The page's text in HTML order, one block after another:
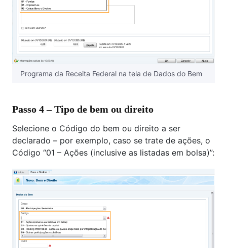
Programa da Receita Federal na tela de Dados do Bem
Passo 4 – Tipo de bem ou direito
Selecione o Código do bem ou direito a ser
declarado – por exemplo, caso se trate de ações, o
Código “01 – Ações (inclusive as listadas em bolsa)”: